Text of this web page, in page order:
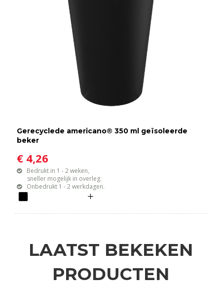
Gerecyclede americano® 350 ml geïsoleerde
beker
€ 4,26
Bedrukt in 1 - 2 weken,
sneller mogelijk in overleg.
Onbedrukt 1 - 2 werkdagen.
LAATST BEKEKEN
PRODUCTEN